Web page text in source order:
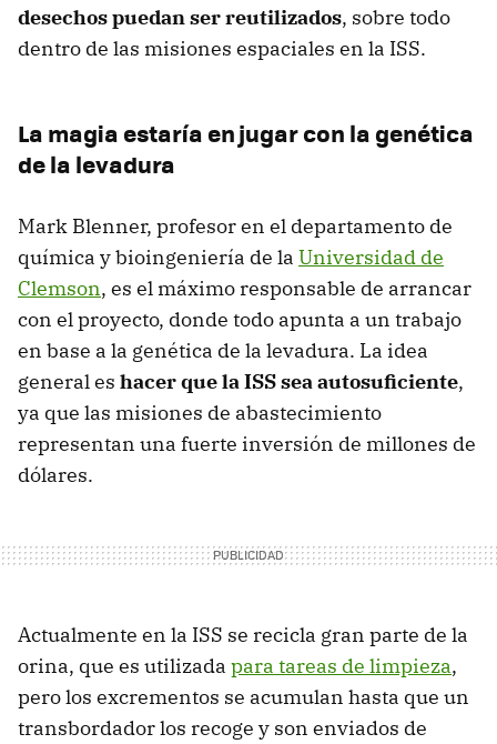
desechos puedan ser reutilizados, sobre todo
dentro de las misiones espaciales en la ISS.
La magia estaría en jugar con la genética
de la levadura
Mark Blenner, profesor en el departamento de
química y bioingeniería de la Universidad de
Clemson, es el máximo responsable de arrancar
con el proyecto, donde todo apunta a un trabajo
en base a la genética de la levadura. La idea
general es hacer que la ISS sea autosuficiente,
ya que las misiones de abastecimiento
representan una fuerte inversión de millones de
dólares.
Actualmente en la ISS se recicla gran parte de la
orina, que es utilizada para tareas de limpieza,
pero los excrementos se acumulan hasta que un
transbordador los recoge y son enviados de